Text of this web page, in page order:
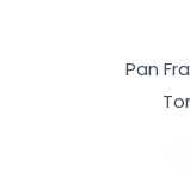
Pan